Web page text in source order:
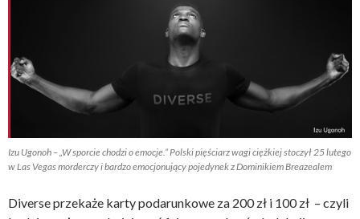
Izu Ugonoh – „W sporcie chodzi o emocje.” Polski pięściarz wagi ciężkiej stoczył 25 lutego
w Las Vegas morderczy i bardzo emocjonujący pojedynek z Dominikiem Breazealem
Diverse przekaże karty podarunkowe za 200 zł i 100 zł – czyli